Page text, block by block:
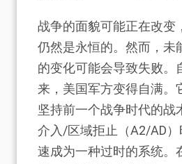
战争的面貌可能正在改变
仍然是永恒的。然而，未
的变化可能会导致失败。
来，美国军方变得自满。
坚持前一个战争时代的战
介入/区域拒止（A2/AD
速成为一种过时的系统。